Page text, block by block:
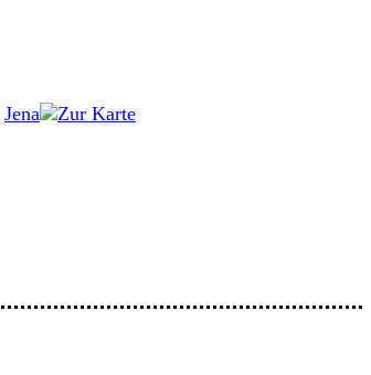
Jena
Zur Karte